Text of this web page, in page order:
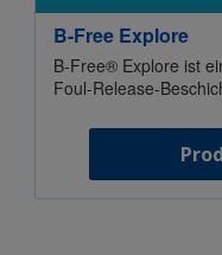
B-Free Explore
B-Free® Explore ist
Foul-Release-